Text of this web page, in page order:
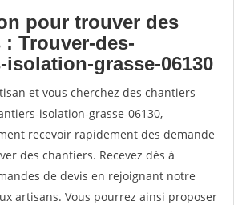
pour trouver des
Trouver-des-
isolation-grasse-06130
et vous cherchez des chantiers
isolation-grasse-06130,
recevoir rapidement des demande
des chantiers. Recevez dès à
de devis en rejoignant notre
artisans. Vous pourrez ainsi proposer